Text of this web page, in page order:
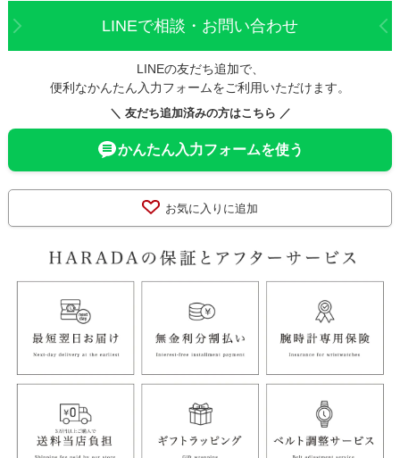
LINEで相談・お問い合わせ
LINEの友だち追加で、
便利なかんたん入力フォームをご利用いただけます。
＼ 友だち追加済みの方はこちら ／
かんたん入力フォームを使う
お気に入りに追加